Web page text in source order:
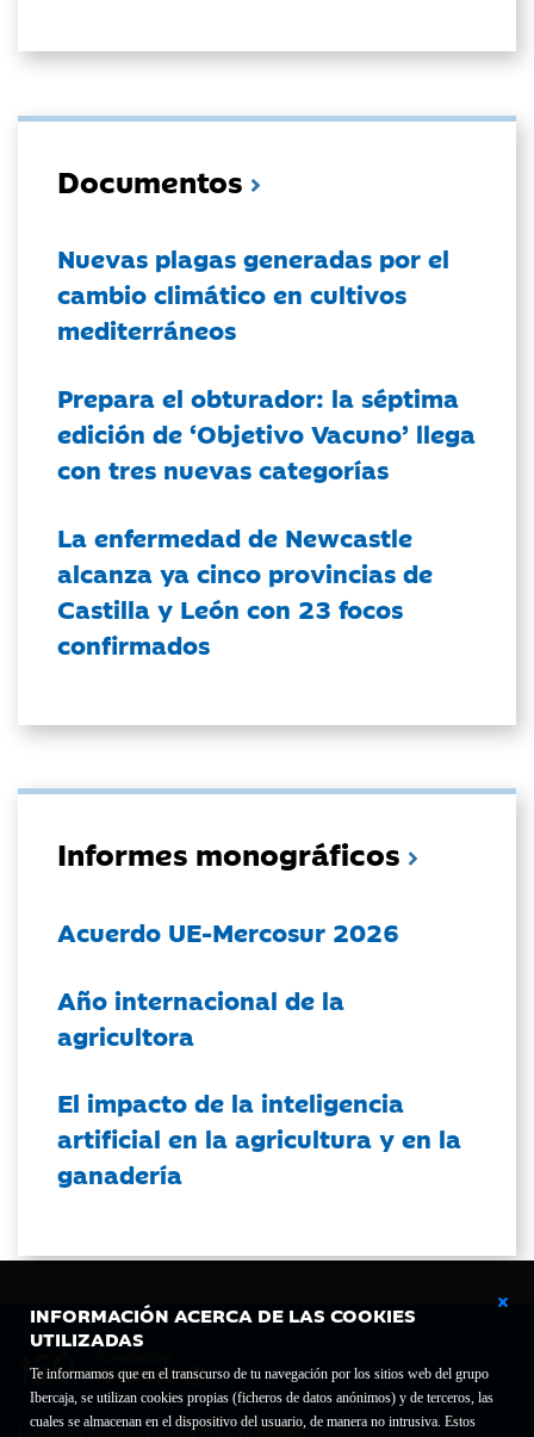
INFORMACIÓN ACERCA DE LAS COOKIES
UTILIZADAS
Te informamos que en el transcurso de tu navegación por los sitios web del grupo
Ibercaja, se utilizan cookies propias (ficheros de datos anónimos) y de terceros, las
cuales se almacenan en el dispositivo del usuario, de manera no intrusiva. Estos
Documentos
Nuevas plagas generadas por el
cambio climático en cultivos
mediterráneos
Prepara el obturador: la séptima
edición de ‘Objetivo Vacuno’ llega
con tres nuevas categorías
La enfermedad de Newcastle
alcanza ya cinco provincias de
Castilla y León con 23 focos
confirmados
Informes monográficos
Acuerdo UE-Mercosur 2026
Año internacional de la
agricultora
El impacto de la inteligencia
artificial en la agricultura y en la
ganadería
Fundación Bancaria Ibercaja C.I.F. G-50000652.